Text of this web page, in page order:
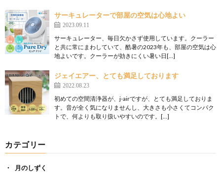
サーキュレーターで部屋の空気は心地よい
2023.09.11
サーキュレーター、毎日欠かさず使用しています。クーラー
と共に常にまわしていて、酷暑の2023年も、部屋の空気は心
地よいです。クーラーが効きにくい暑い日[…]
ジェイエアー、とても満足しております
2022.08.23
初めての空間清浄器が、j-airですが、とても満足しておりま
す。音が全く気になりませんし、大きさも小さくてコンパク
トで、何よりも取り扱いやすいのです。[…]
カテゴリー
月のしずく